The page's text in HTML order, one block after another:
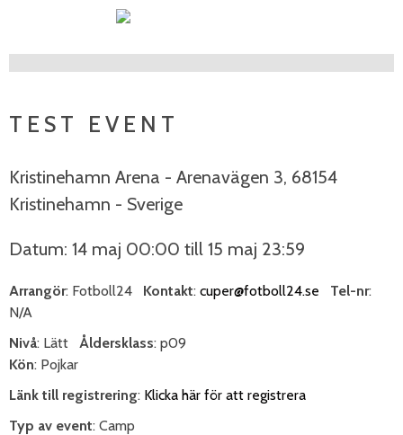
TEST EVENT
Kristinehamn Arena - Arenavägen 3, 68154
Kristinehamn - Sverige
Datum: 14 maj 00:00 till 15 maj 23:59
Arrangör: Fotboll24 Kontakt: cuper@fotboll24.se Tel-nr:
N/A
Nivå: Lätt Åldersklass: p09
Kön: Pojkar
Länk till registrering: Klicka här för att registrera
Typ av event: Camp